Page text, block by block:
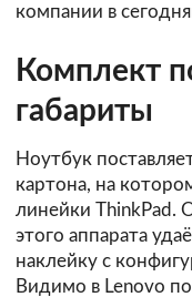
компании в
Комплект
габариты
Ноутбук
картона, на
линейки ThinkPad.
этого аппарата
наклейку с
Видимо в Lenovo